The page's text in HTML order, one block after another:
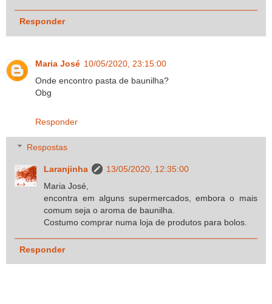
Responder
Maria José 10/05/2020, 23:15:00
Onde encontro pasta de baunilha?
Obg
Responder
Respostas
Laranjinha
13/05/2020, 12:35:00
Maria José,
encontra em alguns supermercados, embora o mais
comum seja o aroma de baunilha.
Costumo comprar numa loja de produtos para bolos.
Responder